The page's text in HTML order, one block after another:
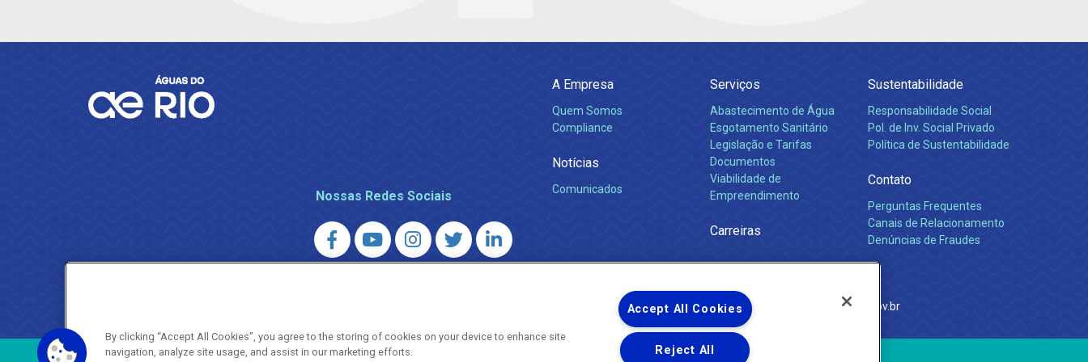
Nossas Redes Sociais
A Empresa
Quem Somos
Compliance
Notícias
Comunicados
Serviços
Abastecimento de Água
Esgotamento Sanitário
Legislação e Tarifas
Documentos
Viabilidade de
Empreendimento
Carreiras
Sustentabilidade
Responsabilidade Social
Pol. de Inv. Social Privado
Política de Sustentabilidade
Contato
Perguntas Frequentes
Canais de Relacionamento
Denúncias de Fraudes
AGENERSA – Agência Reguladora de Energia e Saneamento do Estado do Rio de Janeiro
ouvidoria.agenersa@gmail.com http://www.agenersa.rj.gov.br
By clicking “Accept All Cookies”, you agree to the storing of cookies on your device to enhance site
navigation, analyze site usage, and assist in our marketing efforts.
Accept All Cookies
Reject All